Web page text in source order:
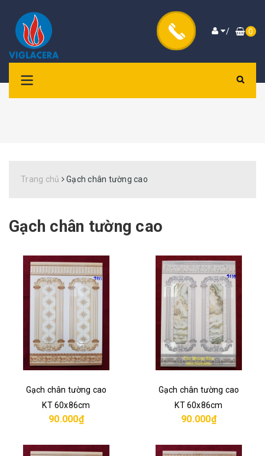
/ 0
Trang chủ Gạch chân tường cao
Gạch chân tường cao
Gạch chân tường cao
KT 60x86cm
90.000₫
Gạch chân tường cao
KT 60x86cm
90.000₫